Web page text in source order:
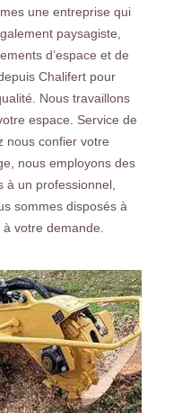
une entreprise qui
paysagiste,
d’espace et de
Chalifert pour
Nous travaillons
espace. Service de
nous confier votre
nous employons des
à un professionnel,
sommes disposés à
votre demande.